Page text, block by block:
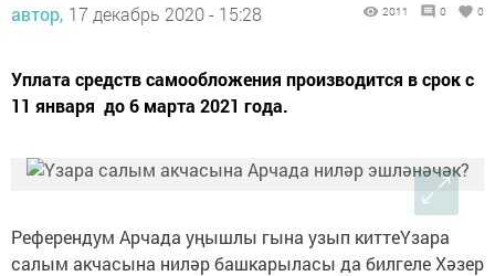
автор, 17 декабрь 2020 - 15:28 2011 0 0
Уплата средств самообложения производится в срок с
11 января до 6 марта 2021 года.
Референдум Арчада уңышлы гына узып киттеҮзара
салым акчасына ниләр башкарыласы да билгеле Хәзер